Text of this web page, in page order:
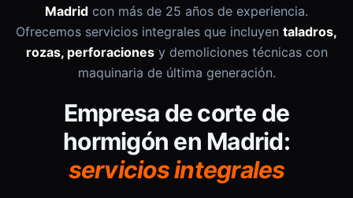
Madrid con más de 25 años de experiencia.
Ofrecemos servicios integrales que incluyen taladros,
rozas, perforacionesy demoliciones técnicas con
maquinaria de última generación.
Empresa de corte de
hormigón en Madrid:
servicios integrales